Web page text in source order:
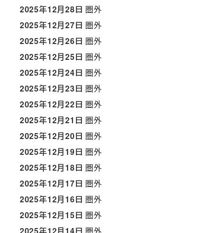
2025年12月28日 圏外
2025年12月27日 圏外
2025年12月26日 圏外
2025年12月25日 圏外
2025年12月24日 圏外
2025年12月23日 圏外
2025年12月22日 圏外
2025年12月21日 圏外
2025年12月20日 圏外
2025年12月19日 圏外
2025年12月18日 圏外
2025年12月17日 圏外
2025年12月16日 圏外
2025年12月15日 圏外